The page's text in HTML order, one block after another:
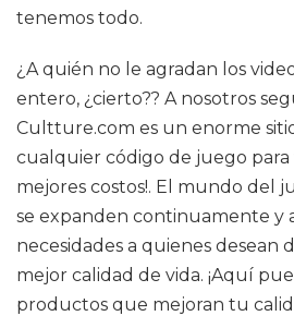
tenemos todo.
¿A quién no le agradan los
entero, ¿cierto?? A nosotros
Cultture.com es un enorme
cualquier código de juego para
mejores costos!. El mundo del
se expanden continuamente y
necesidades a quienes desean
mejor calidad de vida. ¡Aquí
productos que mejoran tu